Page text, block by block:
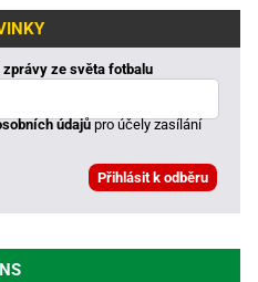
ze světa fotbalu
údajůpro účely zasílání